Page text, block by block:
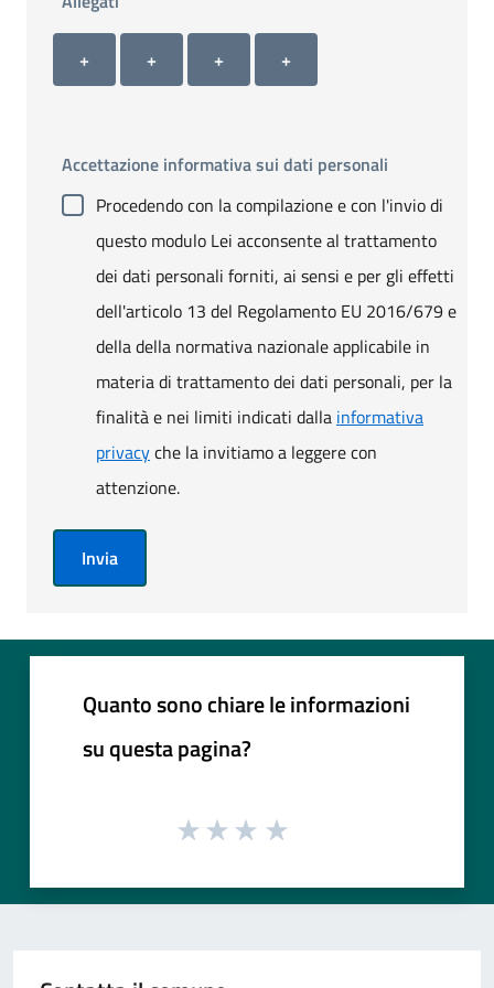
Allegato 1
+
Allegato 2
+
Allegato 3
+
Allegato 4
+
Accettazione informativa sui dati personali
Procedendo con la compilazione e con l'invio di
questo modulo Lei acconsente al trattamento
dei dati personali forniti, ai sensi e per gli effetti
dell'articolo 13 del Regolamento EU 2016/679 e
della della normativa nazionale applicabile in
materia di trattamento dei dati personali, per la
finalità e nei limiti indicati dalla informativa
privacyche la invitiamo a leggere con
attenzione.
Invia
Quanto sono chiare le informazioni
su questa pagina?